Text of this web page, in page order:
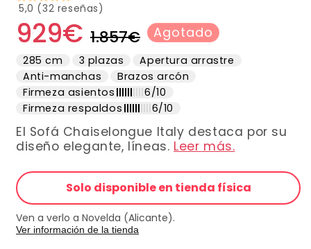
5,0 (32 reseñas)
Precio
habitual
1.857€
Precio
de
oferta
929€ Agotado
285 cm 3 plazas
Apertura arrastre
Anti-manchas
Brazos arcón
Firmeza asientos
6/10
Firmeza respaldos
6/10
El Sofá Chaiselongue Italy destaca por su
diseño elegante, líneas. Leer más.
Solo disponible en tienda física
Ven a verlo a Novelda (Alicante).
Ver información de la tienda